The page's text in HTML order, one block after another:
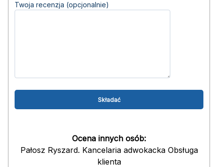
Twoja recenzja (opcjonalnie)
Ocena innych osób:
Pałosz Ryszard. Kancelaria adwokacka Obsługa
klienta